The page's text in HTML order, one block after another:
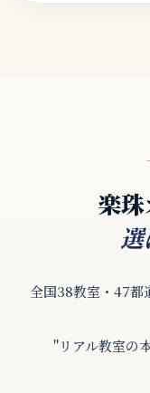
楽珠
選
全国38教室・47都
"リアル教室の